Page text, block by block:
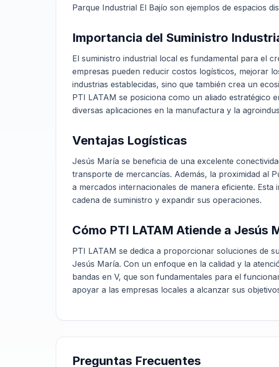
Parque Industrial El Bajío son ejemplos de espacios
Importancia del Suministro
El suministro industrial local es fundamental para el
empresas pueden reducir costos logísticos, mejorar
industrias establecidas, sino que también crea un
PTI LATAM se posiciona como un aliado estratégico
diversas aplicaciones en la manufactura y la
Ventajas Logísticas
Jesús María se beneficia de una excelente
transporte de mercancías. Además, la proximidad al
a mercados internacionales de manera eficiente.
cadena de suministro y expandir sus operaciones.
Cómo PTI LATAM Atiende a Jesús
PTI LATAM se dedica a proporcionar soluciones de
Jesús María. Con un enfoque en la calidad y la
bandas en V, que son fundamentales para el
apoyar a las empresas locales a alcanzar sus
Preguntas Frecuentes